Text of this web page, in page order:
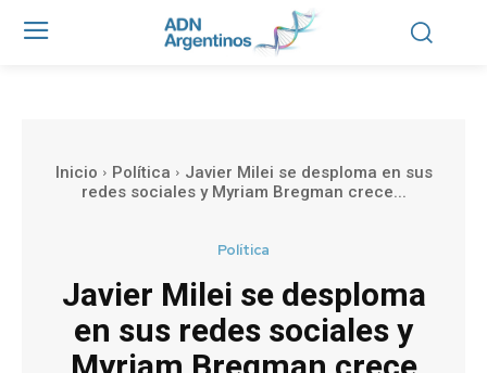
Inicio Política
Javier Milei se desploma en sus
redes sociales y Myriam Bregman crece...
Política
Javier Milei se desploma
en sus redes sociales y